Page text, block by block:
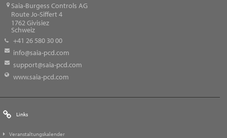
Saia-Burgess Controls AG
Route Jo-Siffert 4
1762Givisiez
Schweiz
+41 26 580 30 00
info@saia-pcd.com
support@saia-pcd.com
www.saia-pcd.com
Links
Veranstaltungskalender